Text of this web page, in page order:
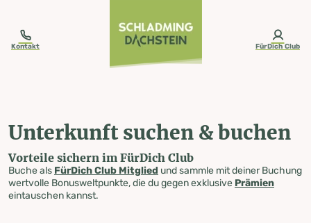
Kontakt FürDich Club
Unterkunft suchen & buchen
Vorteile sichern im FürDich Club
Buche als FürDich Club Mitglied und sammle mit deiner Buchung
wertvolle Bonusweltpunkte, die du gegen exklusive Prämien
eintauschen kannst.